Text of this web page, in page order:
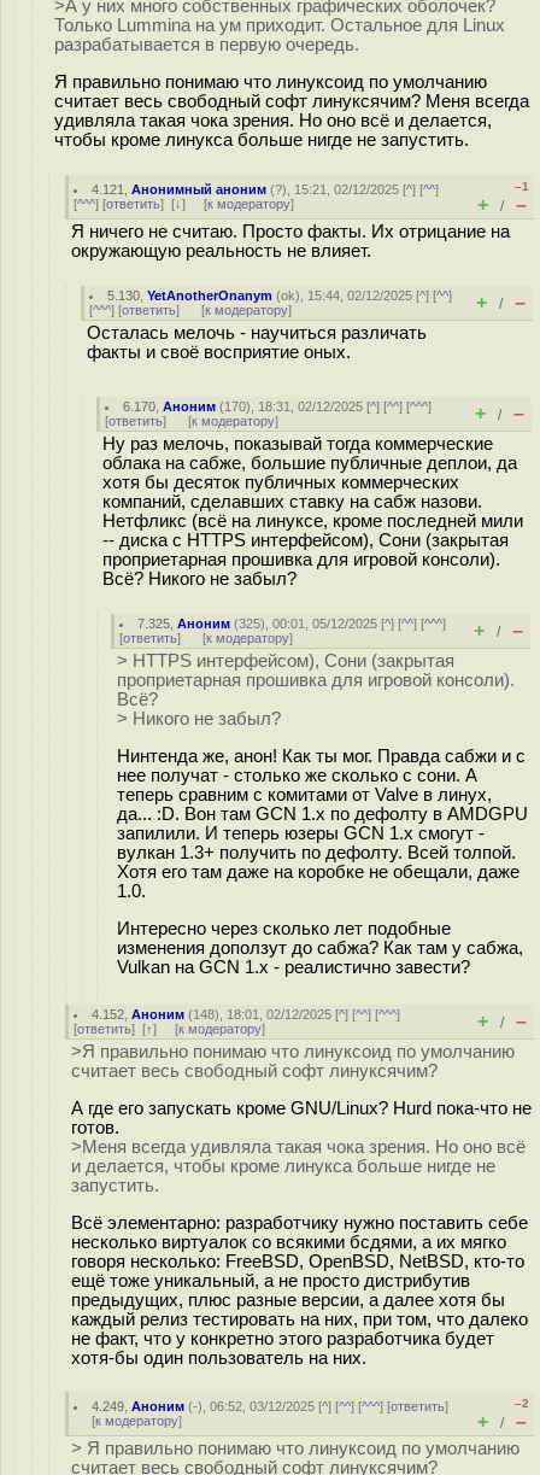
>А у них много собственных графических оболочек?
Только Lummina на ум приходит. Остальное для Linux
разрабатывается в первую очередь.
Я правильно понимаю что линуксоид по умолчанию
считает весь свободный софт линуксячим? Меня всегда
удивляла такая чока зрения. Но оно всё и делается,
чтобы кроме линукса больше нигде не запустить.
4.121 ,Анонимный аноним (?), 15:21, 02/12/2025 [^] [^^]
[^^^] [ответить] [↓] [к модератору]
–1
+ / –
Я ничего не считаю. Просто факты. Их отрицание на
окружающую реальность не влияет.
5.130 ,YetAnotherOnanym (ok), 15:44, 02/12/2025 [^] [^^]
[^^^] [ответить] [к модератору] + / –
Осталась мелочь - научиться различать
факты и своё восприятие оных.
6.170 ,Аноним (170), 18:31, 02/12/2025 [^] [^^] [^^^]
[ответить] [к модератору] + / –
Ну раз мелочь, показывай тогда коммерческие
облака на сабже, большие публичные деплои, да
хотя бы десяток публичных коммерческих
компаний, сделавших ставку на сабж назови.
Нетфликс (всё на линуксе, кроме последней мили
-- диска с HTTPS интерфейсом), Сони (закрытая
проприетарная прошивка для игровой консоли).
Всё? Никого не забыл?
7.325 ,Аноним (325), 00:01, 05/12/2025 [^] [^^] [^^^]
[ответить] [к модератору] + / –
> HTTPS интерфейсом), Сони (закрытая
проприетарная прошивка для игровой консоли).
Всё?
> Никого не забыл?
Нинтенда же, анон! Как ты мог. Правда сабжи и с
нее получат - столько же сколько с сони. А
теперь сравним с комитами от Valve в линух,
да... :D. Вон там GCN 1.x по дефолту в AMDGPU
запилили. И теперь юзеры GCN 1.x смогут -
вулкан 1.3+ получить по дефолту. Всей толпой.
Хотя его там даже на коробке не обещали, даже
1.0.
Интересно через сколько лет подобные
изменения доползут до сабжа? Как там у сабжа,
Vulkan на GCN 1.x - реалистично завести?
4.152 ,Аноним (148), 18:01, 02/12/2025 [^] [^^] [^^^]
[ответить] [↑] [к модератору] + / –
>Я правильно понимаю что линуксоид по умолчанию
считает весь свободный софт линуксячим?
А где его запускать кроме GNU/Linux? Hurd пока-что не
готов.
>Меня всегда удивляла такая чока зрения. Но оно всё
и делается, чтобы кроме линукса больше нигде не
запустить.
Всё элементарно: разработчику нужно поставить себе
несколько виртуалок со всякими бсдями, а их мягко
говоря несколько: FreeBSD, OpenBSD, NetBSD, кто-то
ещё тоже уникальный, а не просто дистрибутив
предыдущих, плюс разные версии, а далее хотя бы
каждый релиз тестировать на них, при том, что далеко
не факт, что у конкретно этого разработчика будет
хотя-бы один пользователь на них.
4.249 ,Аноним (-), 06:52, 03/12/2025 [^] [^^] [^^^] [ответить]
[к модератору]
–2
+ / –
> Я правильно понимаю что линуксоид по умолчанию
считает весь свободный софт линуксячим?